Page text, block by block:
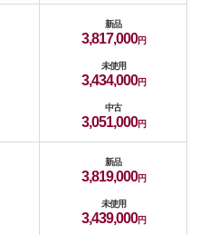
新品
3,817,000
未使用
3,434,000
中古
3,051,000
新品
3,819,000
未使用
3,439,000